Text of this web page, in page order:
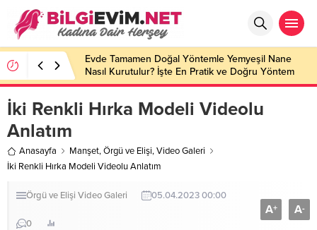
Evde Tamamen Doğal Yöntemle Yemyeşil Nane
Nasıl Kurutulur? İşte En Pratik ve Doğru Yöntem
İki Renkli Hırka Modeli Videolu
Anlatım
Anasayfa Manşet,Örgü ve Elişi,Video Galeri
İki Renkli Hırka Modeli Videolu Anlatım
Örgü ve Elişi Video Galeri 05.04.2023 00:00
0
A+ A-